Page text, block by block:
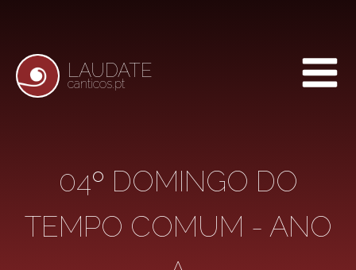
LAUDATE
canticos.pt
04º DOMINGO DO
TEMPO COMUM - ANO